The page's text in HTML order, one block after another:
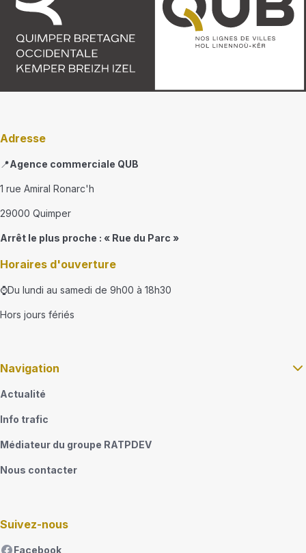
Adresse
📍Agence commerciale QUB
1 rue Amiral Ronarc'h
29000 Quimper
Arrêt le plus proche : « Rue du Parc »
Horaires d'ouverture
⌚Du lundi au samedi de 9h00 à 18h30
Hors jours fériés
Navigation
Actualité
Info trafic
Médiateur du groupe RATPDEV
Nous contacter
Suivez-nous
Facebook